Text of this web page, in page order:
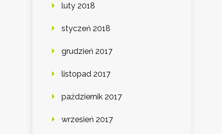
luty 2018
styczeń 2018
grudzień 2017
listopad 2017
październik 2017
wrzesień 2017